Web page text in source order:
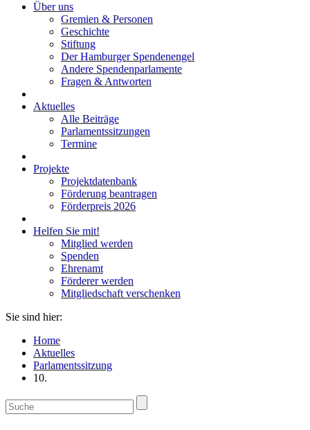
Über uns
Gremien & Personen
Geschichte
Stiftung
Der Hamburger Spendenengel
Andere Spendenparlamente
Fragen & Antworten
Aktuelles
Alle Beiträge
Parlamentssitzungen
Termine
Projekte
Projektdatenbank
Förderung beantragen
Förderpreis 2026
Helfen Sie mit!
Mitglied werden
Spenden
Ehrenamt
Förderer werden
Mitgliedschaft verschenken
Sie sind hier:
Home
Aktuelles
Parlamentssitzung
10.